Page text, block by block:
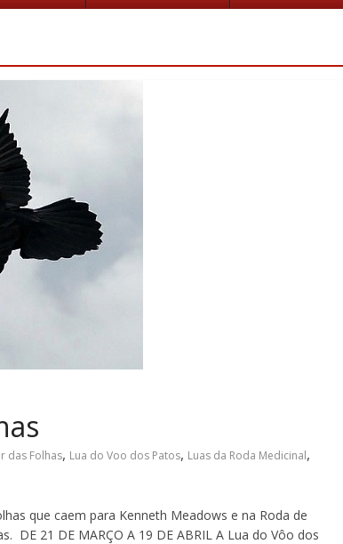
das Folhas, Lua do Voo dos Patos, Luas da Roda Medicinal,
que caem para Kenneth Meadows e na Roda de
DE 21 DE MARÇO A 19 DE ABRIL A Lua do Vôo dos